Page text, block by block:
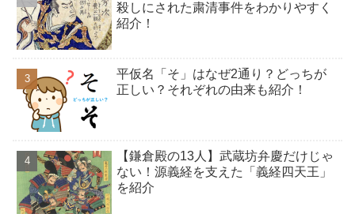
殺しにされた粛清事件をわかりやすく
紹介！
平仮名「そ」はなぜ2通り？どっちが
正しい？それぞれの由来も紹介！
【鎌倉殿の13人】武蔵坊弁慶だけじゃ
ない！源義経を支えた「義経四天王」
を紹介